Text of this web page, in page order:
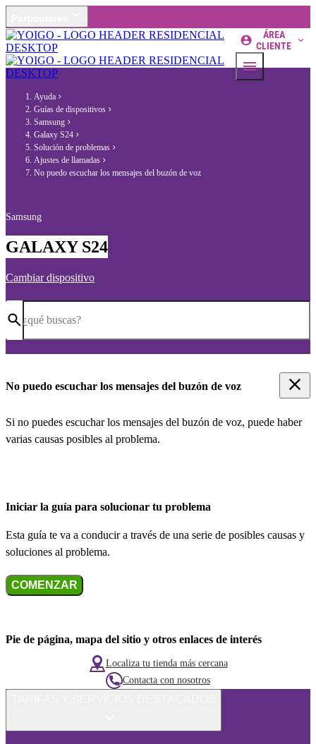
ÁREA
CLIENTE
Ayuda
Guías de dispositivos
Samsung
Galaxy S24
Solución de problemas
Ajustes de llamadas
No puedo escuchar los mensajes del buzón de voz
Samsung
GALAXY S24
Cambiar dispositivo
¿qué buscas?
No puedo escuchar los mensajes del buzón de voz
Si no puedes escuchar los mensajes del buzón de voz, puede haber
varias causas posibles al problema.
Iniciar la guía para solucionar tu problema
Esta guía te va a conducir a través de una serie de posibles causas y
soluciones al problema.
COMENZAR
Pie de página, mapa del sitio y otros enlaces de interés
Localiza tu tienda más cercana
Contacta con nosotros